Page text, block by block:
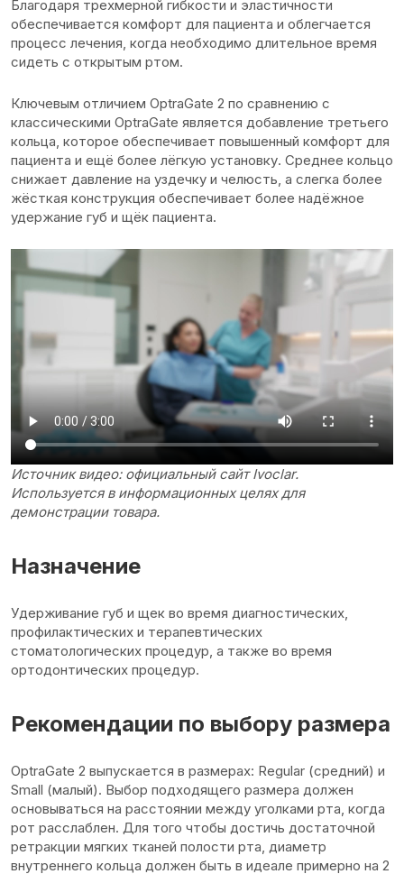
Благодаря трехмерной гибкости и эластичности
обеспечивается комфорт для пациента и облегчается
процесс лечения, когда необходимо длительное время
сидеть с открытым ртом.
Ключевым отличием OptraGate 2 по сравнению с
классическими OptraGate является добавление третьего
кольца, которое обеспечивает повышенный комфорт для
пациента и ещё более лёгкую установку. Среднее кольцо
снижает давление на уздечку и челюсть, а слегка более
жёсткая конструкция обеспечивает более надёжное
удержание губ и щёк пациента.
Источник видео: официальный сайт Ivoclar.
Используется в информационных целях для
демонстрации товара.
Назначение
Удерживание губ и щек во время диагностических,
профилактических и терапевтических
стоматологических процедур, а также во время
ортодонтических процедур.
Рекомендации по выбору размера
OptraGate 2 выпускается в размерах: Regular (средний) и
Small (малый). Выбор подходящего размера должен
основываться на расстоянии между уголками рта, когда
рот расслаблен. Для того чтобы достичь достаточной
ретракции мягких тканей полости рта, диаметр
внутреннего кольца должен быть в идеале примерно на 2